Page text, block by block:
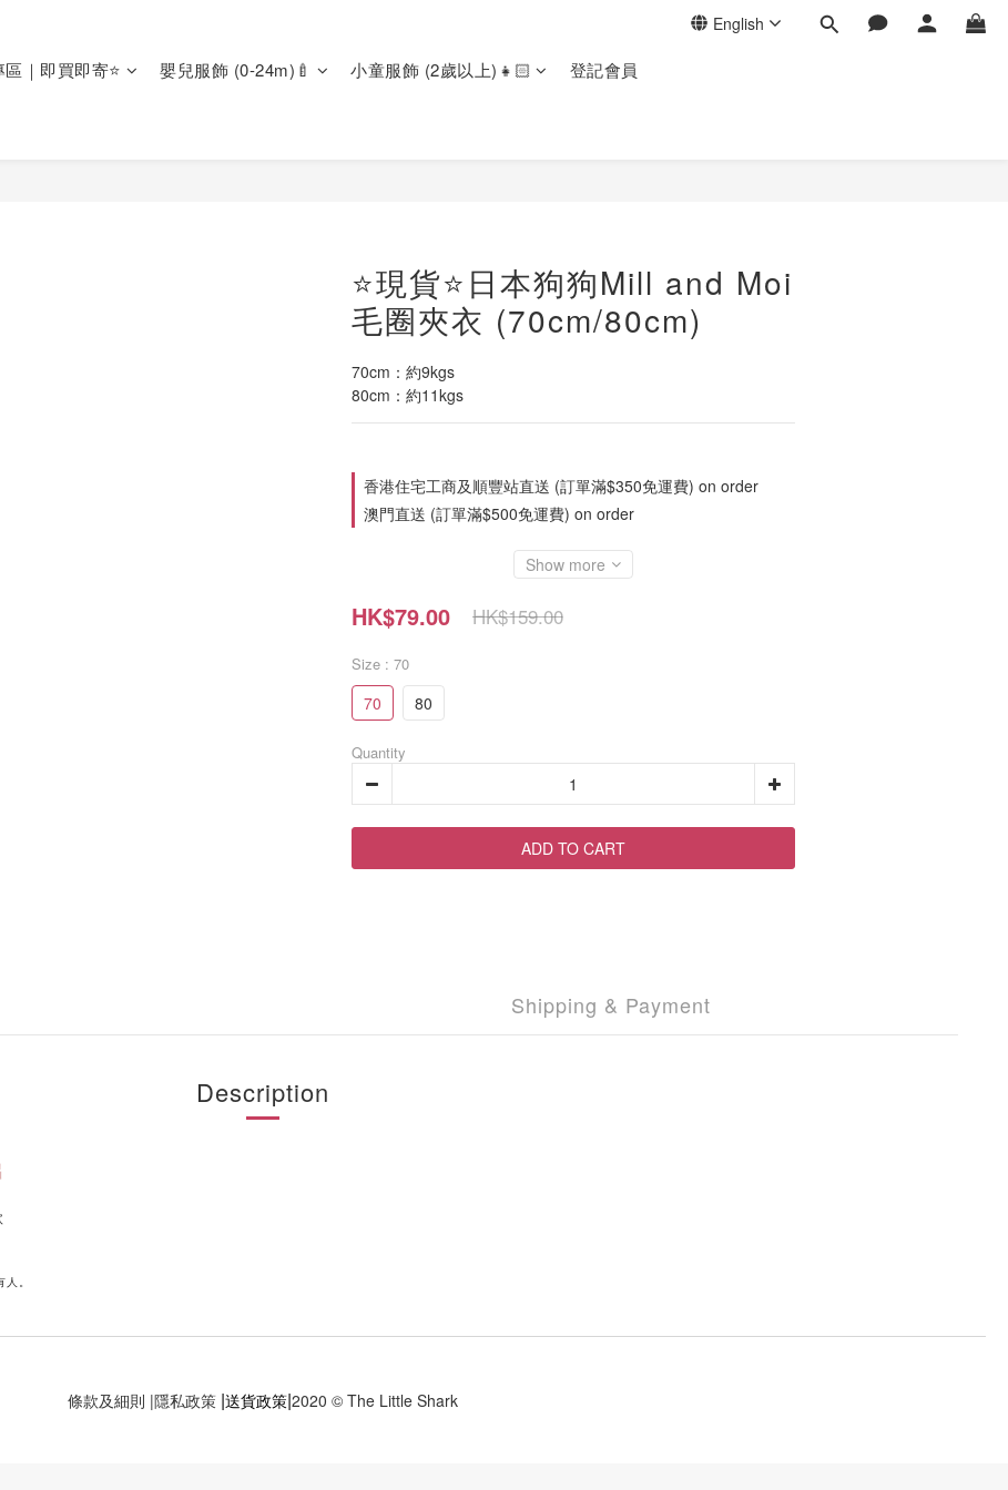
English
區｜即買即寄⭐ 嬰兒服飾 (0-24m)🍼 小童服飾 (2歲以上)👧🏻
登記會員
⭐現貨⭐日本狗狗Mill and Moi
毛圈夾衣 (70cm/80cm)
70cm：約9kgs
80cm：約11kgs
香港住宅工商及順豐站直送 (訂單滿$350免運費) on order
澳門直送 (訂單滿$500免運費) on order
Show more
HK$79.00 HK$159.00
Size : 70
70 80
Quantity
ADD TO CART
Shipping & Payment
Description
。
條款及細則 |隱私政策 |送貨政策|2020 © The Little Shark